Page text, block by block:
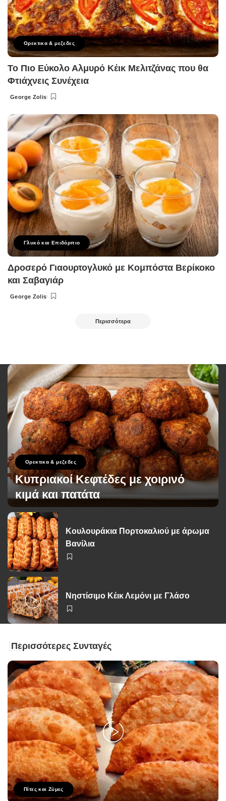
Ορεκτικα & μεζεδες
Το Πιο Εύκολο Αλμυρό Κέικ Μελιτζάνας που θα
Φτιάχνεις Συνέχεια
Posted
George Zolis
Γλυκό και Επιδόρπιο
Δροσερό Γιαουρτογλυκό με Κομπόστα Βερίκοκο
και Σαβαγιάρ
Posted
George Zolis
Περισσότερα
Ορεκτικα & μεζεδες
Κυπριακοί Κεφτέδες με χοιρινό
κιμά και πατάτα
Posted
by
George Zolis 28 Απριλίου 2026
Κουλουράκια Πορτοκαλιού με άρωμα
Βανίλια
Νηστίσιμο Κέικ Λεμόνι με Γλάσο
Περισσότερες Συνταγές
Πίτες και Ζύμες